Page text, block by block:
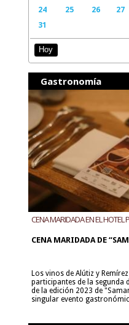
24
25 26 27
31
Hoy
Gastronomía
CENA MARIDADA EN EL HOTEL
CENA MARIDADA DE
Los vinos de Alútiz y
participantes de la segunda
de la edición 2023 de
singular evento